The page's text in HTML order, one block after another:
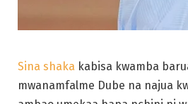
Sina shaka kabisa kwamba
mwanamfalme Dube na najua